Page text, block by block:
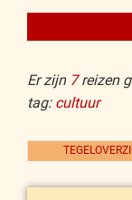
Er zijn 7reizen
tag: cultuur